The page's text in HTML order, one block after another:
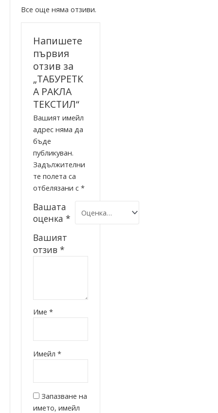
Все още няма отзиви.
Напишете
първия
отзив за
„ТАБУРЕТК
А РАКЛА
ТЕКСТИЛ“
Вашият имейл
адрес няма да
бъде
публикуван.
Задължителни
те полета са
отбелязани с*
Вашата
оценка*
Вашият
отзив*
Име*
Имейл*
Запазване на
името, имейл